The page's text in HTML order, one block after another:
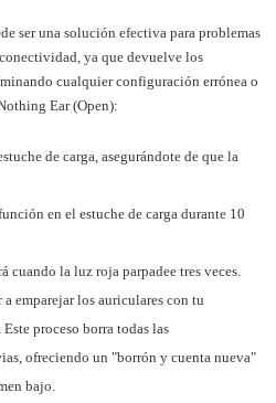
ser una solución efectiva para problemas
ya que devuelve los
cualquier configuración errónea o
Ear (Open):
de carga, asegurándote de que la
en el estuche de carga durante 10
cuando la luz roja parpadee tres veces.
a emparejar los auriculares con tu
proceso borra todas las
ofreciendo un "borrón y cuenta nueva"
bajo.